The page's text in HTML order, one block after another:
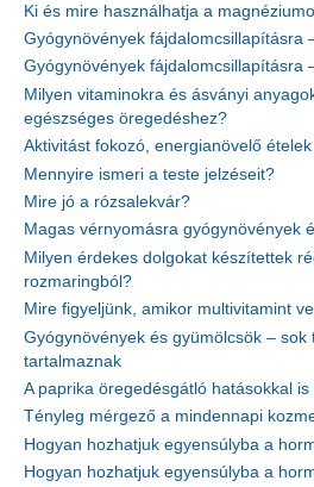
Ki és mire használhatja a
Gyógynövények fájdalomcsillapításra
Gyógynövények fájdalomcsillapításra
Milyen vitaminokra és ásványi
egészséges öregedéshez?
Aktivitást fokozó, energianövelő
Mennyire ismeri a teste jelzéseit?
Mire jó a rózsalekvár?
Magas vérnyomásra gyógynövények
Milyen érdekes dolgokat készítettek
rozmaringból?
Mire figyeljünk, amikor multivitamint
Gyógynövények és gyümölcsök –
tartalmaznak
A paprika öregedésgátló hatásokkal
Tényleg mérgező a mindennapi
Hogyan hozhatjuk egyensúlyba a
Hogyan hozhatjuk egyensúlyba a